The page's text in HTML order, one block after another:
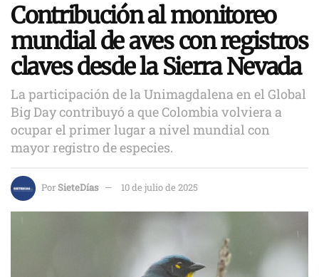
Contribución al monitoreo
mundial de aves con registros
claves desde la Sierra Nevada
La participación de la Unimagdalena en el Global
Big Day contribuyó a que Colombia volviera a
ocupar el primer lugar a nivel mundial con
mayor registro de especies.
PorSieteDías 10 de julio de 2025